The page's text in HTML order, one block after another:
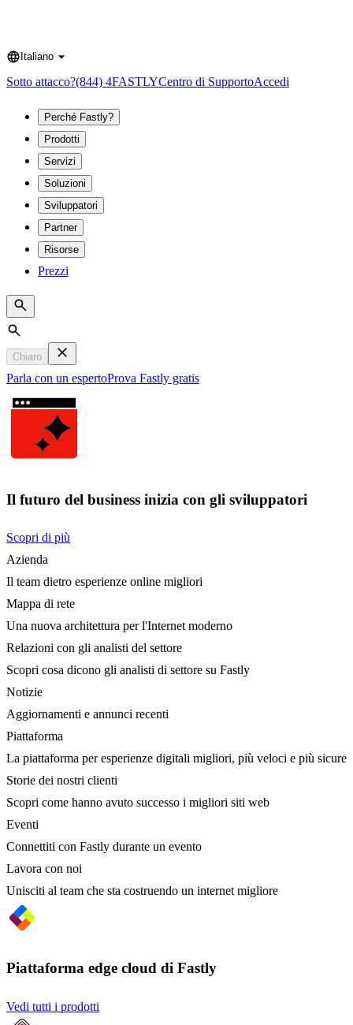
Language
Italiano
Sotto attacco?(844) 4FASTLYCentro di SupportoAccedi
Perché Fastly?
Prodotti
Servizi
Soluzioni
Sviluppatori
Partner
Risorse
Prezzi
Search
Chiaro
Parla con un espertoProva Fastly gratis
Il futuro del business inizia con gli sviluppatori
Scopri di più
Azienda
Il team dietro esperienze online migliori
Mappa di rete
Una nuova architettura per l'Internet moderno
Relazioni con gli analisti del settore
Scopri cosa dicono gli analisti di settore su Fastly
Notizie
Aggiornamenti e annunci recenti
Piattaforma
La piattaforma per esperienze digitali migliori, più veloci e più sicure
Storie dei nostri clienti
Scopri come hanno avuto successo i migliori siti web
Eventi
Connettiti con Fastly durante un evento
Lavora con noi
Unisciti al team che sta costruendo un internet migliore
Piattaforma edge cloud di Fastly
Vedi tutti i prodotti